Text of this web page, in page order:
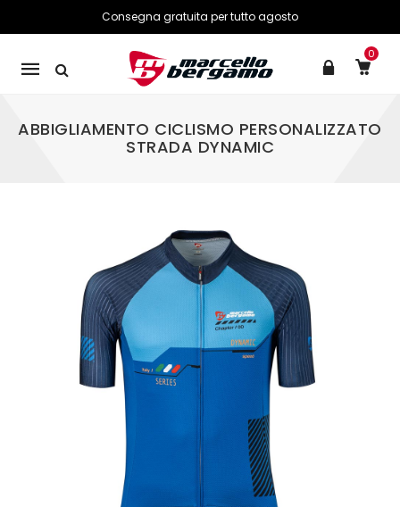
Consegna gratuita per tutto agosto
Mobile
0
ABBIGLIAMENTO CICLISMO PERSONALIZZATO
STRADA DYNAMIC